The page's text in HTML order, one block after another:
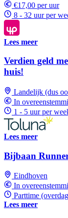
€17,00 per uur
8 - 32 uur per
Lees meer
Verdien geld
huis!
Landelijk (dus
In
1 - 5 uur per
Lees meer
Bijbaan
Eindhoven
In
Parttime
Lees meer